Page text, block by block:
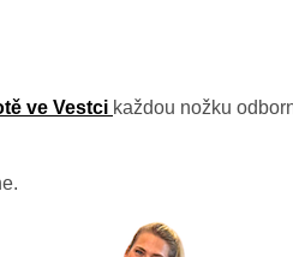
ve Vestci každou nožku